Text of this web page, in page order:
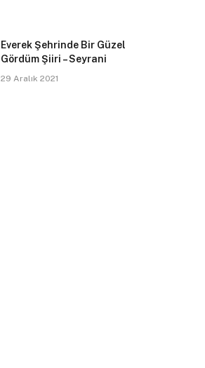
Everek Şehrinde Bir Güzel
Gördüm Şiiri – Seyrani
29 Aralık 2021